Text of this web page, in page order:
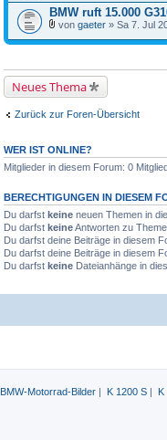
BMW ruft 15.000
a
i
a
n
h
a
von gaeter » Sa 7. Jul
Neues Thema
Zurück zur Foren-Übersicht
WER IST ONLINE?
Mitglieder in diesem Forum: 0
BERECHTIGUNGEN IN DIESEM
Du darfst keine neuen Themen in
Du darfst keineAntworten zu
Du darfst deine Beiträge in diesem
Du darfst deine Beiträge in diesem
Du darfst keine Dateianhänge in
BMW-Motorrad-Bilder| K 1200 S| K